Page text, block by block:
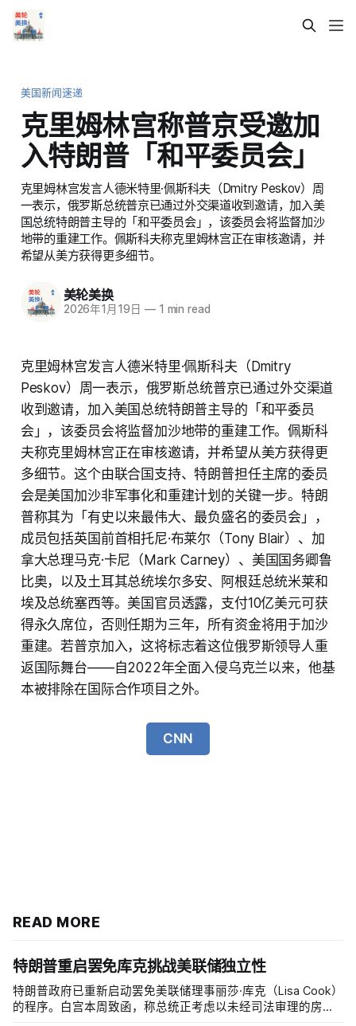
美国新闻速递
克里姆林宫称普京受邀加
入特朗普「和平委员会」
克里姆林宫发言人德米特里·佩斯科夫（Dmitry Peskov）周
一表示，俄罗斯总统普京已通过外交渠道收到邀请，加入美
国总统特朗普主导的「和平委员会」，该委员会将监督加沙
地带的重建工作。佩斯科夫称克里姆林宫正在审核邀请，并
希望从美方获得更多细节。
美轮美换
2026年1月19日 —1 min read
克里姆林宫发言人德米特里·佩斯科夫（Dmitry
Peskov）周一表示，俄罗斯总统普京已通过外交渠道
收到邀请，加入美国总统特朗普主导的「和平委员
会」，该委员会将监督加沙地带的重建工作。佩斯科
夫称克里姆林宫正在审核邀请，并希望从美方获得更
多细节。这个由联合国支持、特朗普担任主席的委员
会是美国加沙非军事化和重建计划的关键一步。特朗
普称其为「有史以来最伟大、最负盛名的委员会」，
成员包括英国前首相托尼·布莱尔（Tony Blair）、加
拿大总理马克·卡尼（Mark Carney）、美国国务卿鲁
比奥，以及土耳其总统埃尔多安、阿根廷总统米莱和
埃及总统塞西等。美国官员透露，支付10亿美元可获
得永久席位，否则任期为三年，所有资金将用于加沙
重建。若普京加入，这将标志着这位俄罗斯领导人重
返国际舞台——自2022年全面入侵乌克兰以来，他基
本被排除在国际合作项目之外。
CNN
READ MORE
特朗普重启罢免库克挑战美联储独立性
特朗普政府已重新启动罢免美联储理事丽莎·库克（Lisa Cook）
的程序。白宫本周致函，称总统正考虑以未经司法审理的房贷